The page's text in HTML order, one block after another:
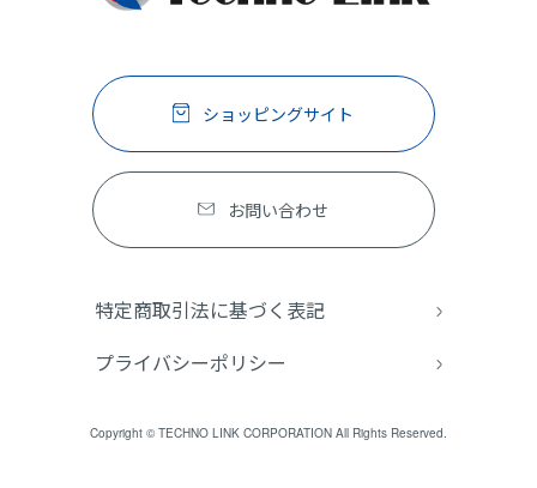
ショッピングサイト
お問い合わせ
特定商取引法に基づく表記
プライバシーポリシー
Copyright © TECHNO LINK CORPORATION All Rights Reserved.